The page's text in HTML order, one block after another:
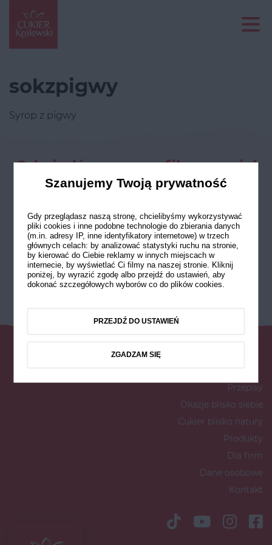
sokzpigwy
Syrop z pigwy
Odwiedź nasze profile w social
mediach
Przepisy
Okazje blisko siebie
Cukier blisko natury
Produkty
Dla firm
Dane osobowe
Kontakt
Szanujemy Twoją prywatność
Gdy przeglądasz naszą stronę, chcielibyśmy wykorzystywać
pliki cookies i inne podobne technologie do zbierania danych
(m.in. adresy IP, inne identyfikatory internetowe) w trzech
głównych celach: by analizować statystyki ruchu na stronie,
by kierować do Ciebie reklamy w innych miejscach w
internecie, by wyświetlać Ci filmy na naszej stronie. Kliknij
poniżej, by wyrazić zgodę albo przejdź do ustawień, aby
dokonać szczegółowych wyborów co do plików cookies.
PRZEJDŹ DO USTAWIEŃ
ZGADZAM SIĘ